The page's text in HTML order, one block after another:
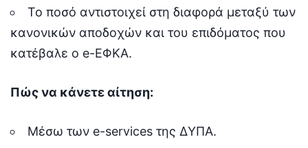
Το ποσό αντιστοιχεί στη διαφορά μεταξύ των
κανονικών αποδοχών και του επιδόματος που
κατέβαλε ο e-ΕΦΚΑ.
Πώς να κάνετε αίτηση:
Μέσω των e-services της ΔΥΠΑ.